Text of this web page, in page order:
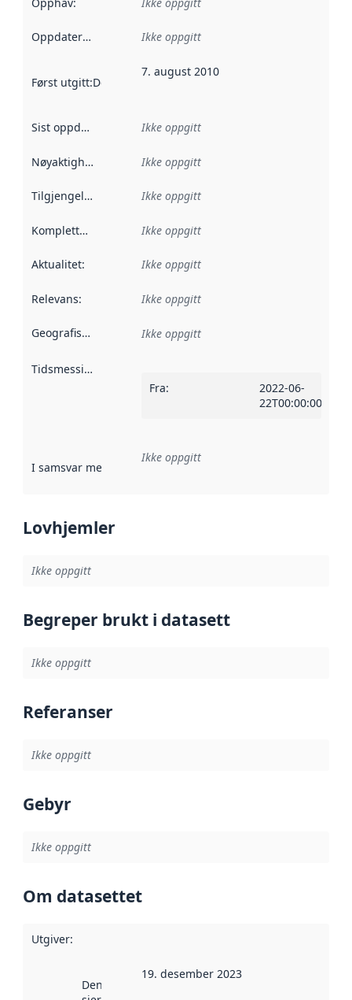
Oppdateringsfrekvens :
Ikke oppgitt
Først utgitt:Denne datoen sier når dataene i dette
7. august 2010
Sist oppdatert Ikke oppgitt
Nøyaktighet Ikke oppgitt
Tilgjengelighet Ikke oppgitt
Kompletthet Ikke oppgitt
Aktualitet: Ikke oppgitt
Relevans: Ikke oppgitt
Geografisk avgrensning :
Ikke oppgitt
Tidsmessig avgrensning
Fra:
2022-06-
22T00:00:00Z
I samsvar med Referanse til en implementasjonsregel
Ikke oppgitt
Lovhjemler
Ikke oppgitt
Begreper brukt i datasett
Ikke oppgitt
Referanser
Ikke oppgitt
Gebyr
Ikke oppgitt
Om datasettet
Utgiver:
Denne datoen
19. desember 2023